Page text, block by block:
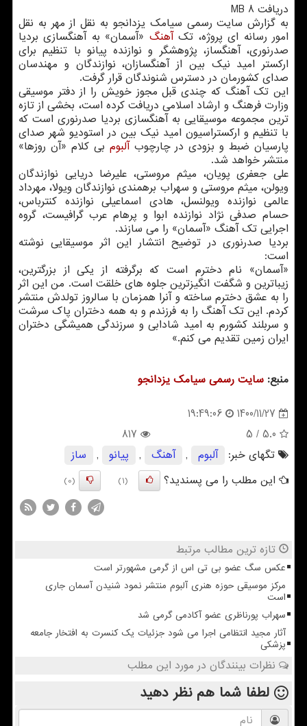
دریافت 8 MB
به گزارش سایت رسمی سیامک یزدانجو به نقل از مهر به نقل
امور رسانه ای پروژه، تکآهنگ «آسمان» به آهنگسازی بردیا
صدرنوری، آهنگساز، پژوهشگر و نوازنده پیانو با تنظیم برای
ارکستر امید نیک بین از آهنگسازان، نوازندگان و مهندسان
صدای کشورمان در دسترس شنوندگان قرار گرفت.
این تک آهنگ که چندی قبل مجوز خویش را از دفتر موسیقی
وزارت فرهنگ و ارشاد اسلامی دریافت کرده است، بخشی از تازه
ترین مجموعه موسیقایی به آهنگسازی بردیا صدرنوری است که
با تنظیم و ارکستراسیون امید نیک بین در استودیو شهر صدای
پارسیان ضبط و بزودی در چارچوبآلبوم بی کلام «آن روزها»
منتشر خواهد شد.
علی جعفری پویان، میثم مروستی، علیرضا دریایی نوازندگان
ویولن، میثم مروستی و سهراب برهمندی نوازندگان ویولا، مهرداد
عالمی نوازنده ویولنسل، هادی اسماعیلی نوازنده کنترباس،
حسام صدفی نژاد نوازنده ابوا و پرهام عرب گرافیست، گروه
اجرایی تک آهنگ «آسمان» را می سازند.
بردیا صدرنوری در توضیح انتشار این اثر موسیقایی نوشته
است:
«آسمان» نام دخترم است که برگرفته از یکی از بزرگترین،
زیباترین و شگفت انگیزترین جلوه های خلقت است. من این اثر
را به عشق دخترم ساخته و آنرا همزمان با سالروز تولدش منتشر
کردم. این تک آهنگ را به فرزندم و به همه دختران پاک سرشت
و سربلند کشورم به امید شادابی و سرزندگی همیشگی دختران
ایران زمین تقدیم می کنم.»
منبع: سایت رسمی سیامك یزدانجو
1400/11/27
19:49:06
5.0
/ 5
817
تگهای خبر:
آلبوم , آهنگ , پیانو ,
ساز
این مطلب را می پسندید؟
(1)
(0)
تازه ترین مطالب مرتبط
عکس سگ عضو بی تی اس از گرمی مشهورتر است
مرکز موسیقی حوزه هنری آلبوم منتشر نمود شنیدن آسمان جاری
است
سهراب پورناظری عضو آکادمی گرمی شد
آثار مجید انتظامی اجرا می شود جزئیات یک کنسرت به افتخار جامعه
پزشکی
نظرات بینندگان در مورد این مطلب
لطفا شما همنظر دهید